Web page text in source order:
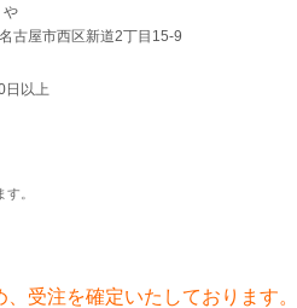
や
古屋市西区新道2丁目15-9
日以上
。
受注を確定いたしております。